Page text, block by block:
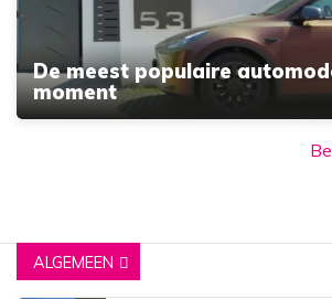
De meest populaire
moment
ALGEMEEN